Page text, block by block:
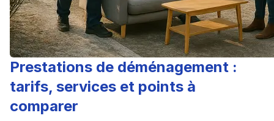
Prestations de déménagement :
tarifs, services et points à
comparer